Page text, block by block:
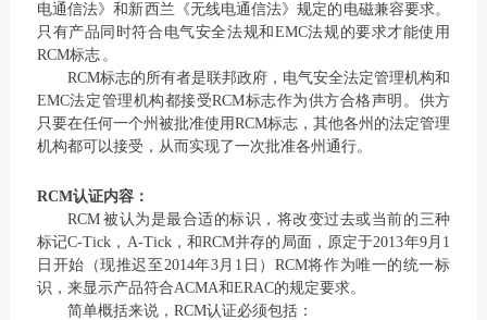
电通信法》和新西兰《无线电通信法》规定的电磁兼容要求。
只有产品同时符合电气安全法规和EMC法规的要求才能使用
RCM标志 。
RCM标志的所有者是联邦政府，电气安全法定管理机构和
EMC法定管理机构都接受RCM标志作为供方合格声明。供方
只要在任何一个州被批准使用RCM标志，其他各州的法定管理
机构都可以接受，从而实现了一次批准各州通行。
RCM认证内容：
RCM 被认为是最合适的标识，将改变过去或当前的三种
标记C-Tick，A-Tick，和RCM并存的局面，原定于2013年9月1
日开始（现推迟至2014年3月1日）RCM将作为唯一的统一标
识，来显示产品符合ACMA和ERAC的规定要求。
简单概括来说，RCM认证必须包括：